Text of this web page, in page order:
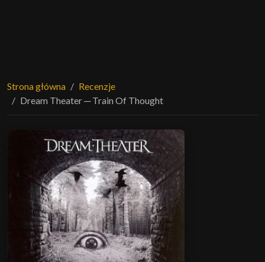
Strona główna
Recenzje
Dream Theater ─ Train Of Thought